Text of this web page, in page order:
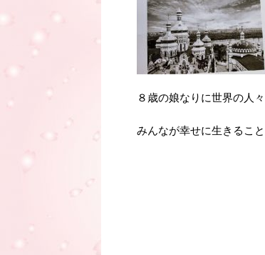
８歳の娘なりに世界の人
みんなが幸せに生きるこ